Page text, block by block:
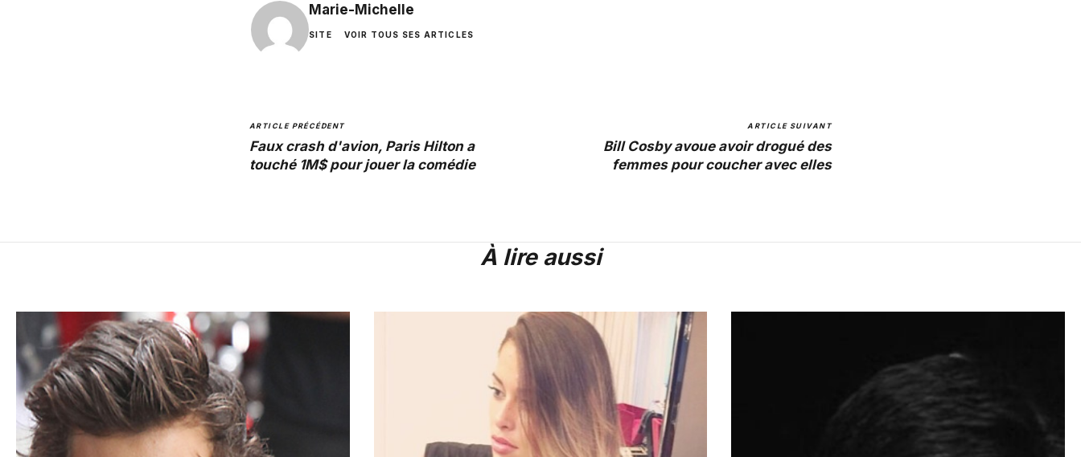
Marie-Michelle
SITE VOIR TOUS SES ARTICLES
ARTICLE PRÉCÉDENT
Faux crash d'avion, Paris Hilton a
touché 1M$ pour jouer la comédie
ARTICLE SUIVANT
Bill Cosby avoue avoir drogué des
femmes pour coucher avec elles
À lire aussi